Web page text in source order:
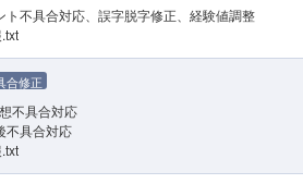
ト不具合対応、誤字脱字修正、経験値調整
合修正
不具合対応
不具合対応